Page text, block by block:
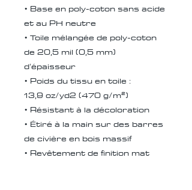
• Base en poly-coton sans acide
et au PH neutre
• Toile mélangée de poly-coton
de 20,5 mil (0,5 mm)
d'épaisseur
• Poids du tissu en toile :
13,9 oz/yd2 (470 g/m²)
• Résistant à la décoloration
• Étiré à la main sur des barres
de civière en bois massif
• Revêtement de finition mat